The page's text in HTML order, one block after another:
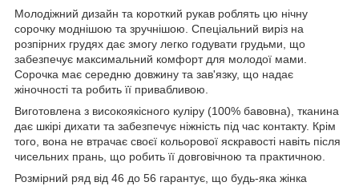
Молодіжний дизайн та короткий рукав роблять цю нічну
сорочку моднішою та зручнішою. Спеціальний виріз на
розпірних грудях дає змогу легко годувати грудьми, що
забезпечує максимальний комфорт для молодої мами.
Сорочка має середню довжину та зав'язку, що надає
жіночності та робить її привабливою.
Виготовлена ​​з високоякісного куліру (100% бавовна), тканина
дає шкірі дихати та забезпечує ніжність під час контакту. Крім
того, вона не втрачає своєї кольорової яскравості навіть після
чисельних прань, що робить її довговічною та практичною.
Розмірний ряд від 46 до 56 гарантує, що будь-яка жінка